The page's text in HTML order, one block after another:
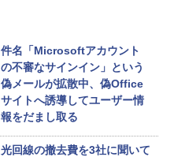
件名「Microsoftアカウント
の不審なサインイン」という
偽メールが拡散中、偽Office
サイトへ誘導してユーザー情
報をだまし取る
光回線の撤去費を3社に聞いて